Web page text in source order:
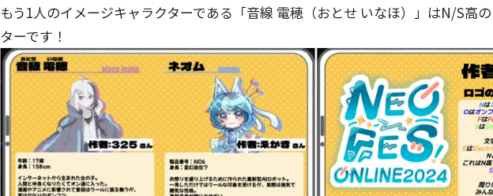
もう1人のイメージキャラクターである「音線 電穂（おとせ いなほ）」はN/S高
ターです！